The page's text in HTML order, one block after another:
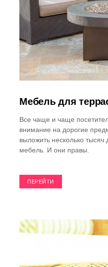
Мебель для
Все чаще и чаще
внимание на дорогие
выложить несколько тысяч
мебель. И они правы.
ПЕРЕЙТИ